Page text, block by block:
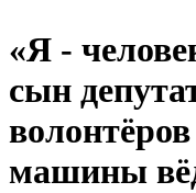
«Я -
сын
машины